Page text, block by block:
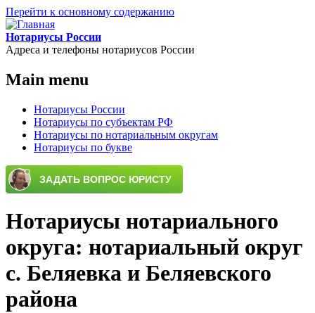
Перейти к основному содержанию
Нотариусы России
Адреса и телефоны нотариусов России
Main menu
Нотариусы России
Нотариусы по субъектам РФ
Нотариусы по нотариальным округам
Нотариусы по букве
Нотариусы нотариального
округа: нотариальный округ
с. Беляевка и Беляевского
района